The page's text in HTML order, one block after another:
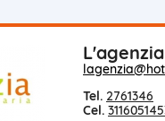
Tel. 2761346
Cel.